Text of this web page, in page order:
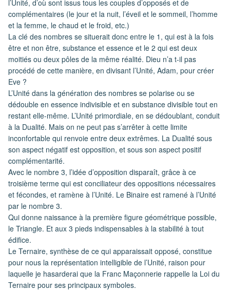
l’Unité, d’où sont issus tous les couples d’opposés et de
complémentaires (le jour et la nuit, l’éveil et le sommeil, l’homme
et la femme, le chaud et le froid, etc.)
La clé des nombres se situerait donc entre le 1, qui est à la fois
être et non être, substance et essence et le 2 qui est deux
moitiés ou deux pôles de la même réalité. Dieu n’a t-il pas
procédé de cette manière, en divisant l’Unité, Adam, pour créer
Eve ?
L’Unité dans la génération des nombres se polarise ou se
dédouble en essence indivisible et en substance divisible tout en
restant elle-même. L’Unité primordiale, en se dédoublant, conduit
à la Dualité. Mais on ne peut pas s’arrêter à cette limite
inconfortable qui renvoie entre deux extrêmes. La Dualité sous
son aspect négatif est opposition, et sous son aspect positif
complémentarité.
Avec le nombre 3, l’idée d’opposition disparaît, grâce à ce
troisième terme qui est conciliateur des oppositions nécessaires
et fécondes, et ramène à l’Unité. Le Binaire est ramené à l’Unité
par le nombre 3.
Qui donne naissance à la première figure géométrique possible,
le Triangle. Et aux 3 pieds indispensables à la stabilité à tout
édifice.
Le Ternaire, synthèse de ce qui apparaissait opposé, constitue
pour nous la représentation intelligible de l’Unité, raison pour
laquelle je hasarderai que la Franc Maçonnerie rappelle la Loi du
Ternaire pour ses principaux symboles.